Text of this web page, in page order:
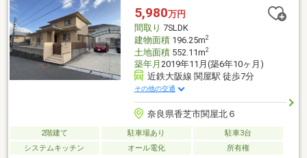
１０６８）へ、お掛け頂いても結構です。■ラインへ頂いても結
構です。（ＩＤ／hiroshi0715.n）5,980万円
間取り 7SLDK
建物面積196.25m2
土地面積552.11m2
築年月 2019年11月(築6年10ヶ月)
近鉄大阪線 関屋駅 徒歩7分
その他の交通
奈良県香芝市関屋北６
2階建て 駐車場あり
駐車3台
システムキッチン
オール電化 所有権